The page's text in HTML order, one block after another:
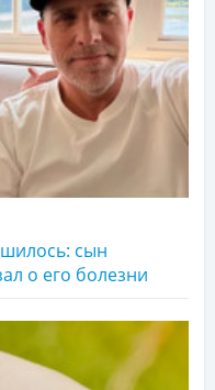
сын
о его болезни